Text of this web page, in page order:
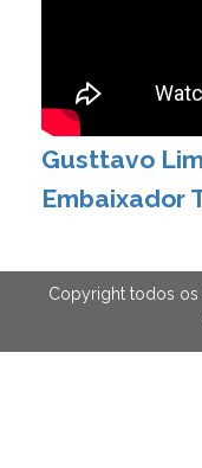
Gusttavo
Embaixador
Copyright todos